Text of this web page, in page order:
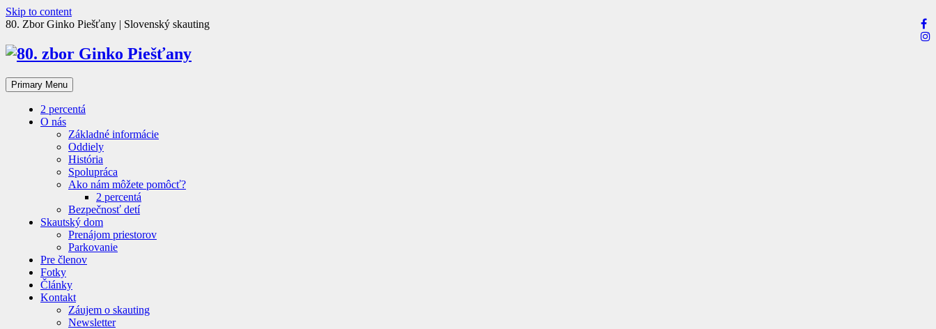
Skip to content
80. Zbor Ginko Piešťany | Slovenský skauting
Primary Menu
2 percentá
O nás
Základné informácie
Oddiely
História
Spolupráca
Ako nám môžete pomôcť?
2 percentá
Bezpečnosť detí
Skautský dom
Prenájom priestorov
Parkovanie
Pre členov
Fotky
Články
Kontakt
Záujem o skauting
Newsletter